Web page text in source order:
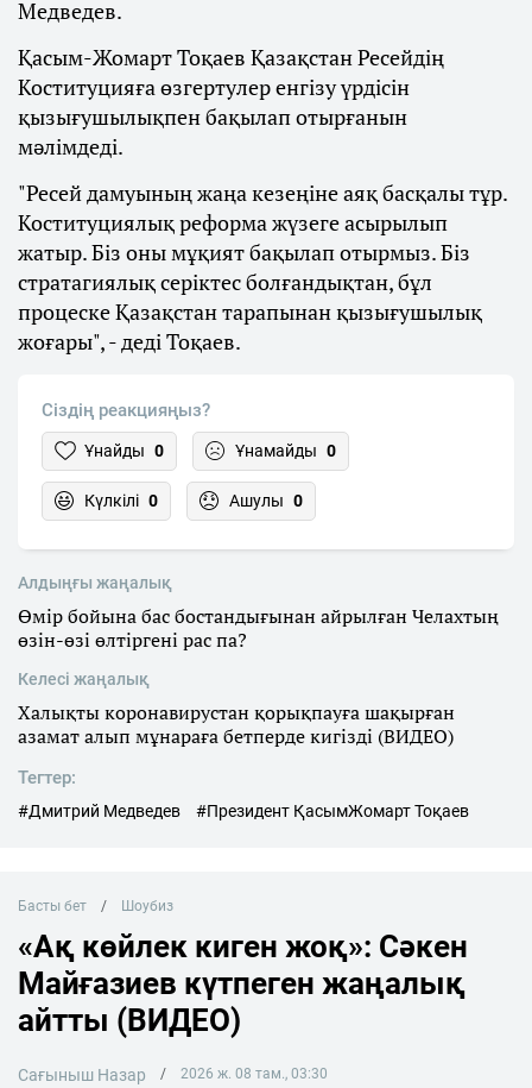
Медведев.
Қасым-Жомарт Тоқаев Қазақстан Ресейдің
Коституцияға өзгертулер енгізу үрдісін
қызығушылықпен бақылап отырғанын
мәлімдеді.
"Ресей дамуының жаңа кезеңіне аяқ басқалы тұр.
Коституциялық реформа жүзеге асырылып
жатыр. Біз оны мұқият бақылап отырмыз. Біз
стратагиялық серіктес болғандықтан, бұл
процеске Қазақстан тарапынан қызығушылық
жоғары", - деді Тоқаев.
Сіздің реакцияңыз?
Ұнайды 0 Ұнамайды 0
Күлкілі 0 Ашулы 0
Алдыңғы жаңалық
Өмір бойына бас бостандығынан айрылған Челахтың
өзін-өзі өлтіргені рас па?
Келесі жаңалық
Халықты коронавирустан қорықпауға шақырған
азамат алып мұнараға бетперде кигізді (ВИДЕО)
Тегтер:
#Дмитрий Медведев #Президент ҚасымЖомарт Тоқаев
Басты бет Шоубиз
«Ақ көйлек киген жоқ»: Сәкен
Майғазиев күтпеген жаңалық
айтты (ВИДЕО)
Сағыныш Назар 2026 ж. 08 там., 03:30